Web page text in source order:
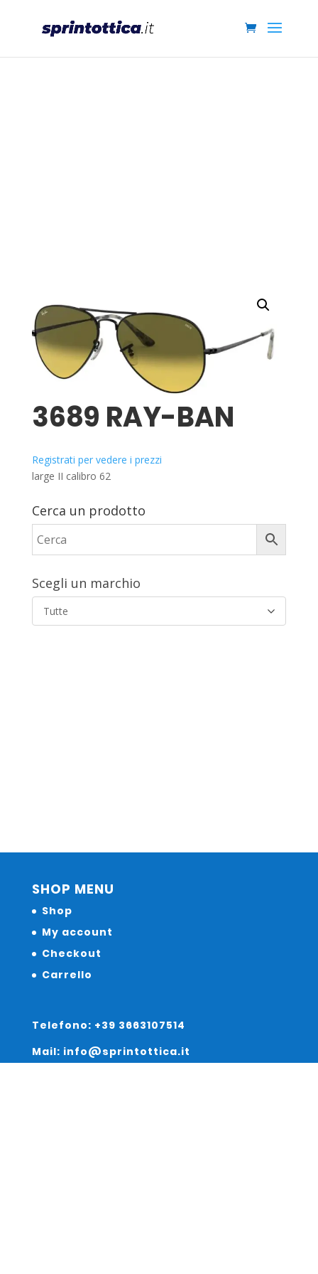
3689 RAY-BAN
Registrati per vedere i prezzi
large II calibro 62
Cerca un prodotto
Scegli un marchio
Tutte
SHOP MENU
Shop
My account
Checkout
Carrello
Telefono: +39 3663107514
Mail: info@sprintottica.it